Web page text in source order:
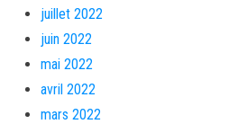
juillet 2022
juin 2022
mai 2022
avril 2022
mars 2022